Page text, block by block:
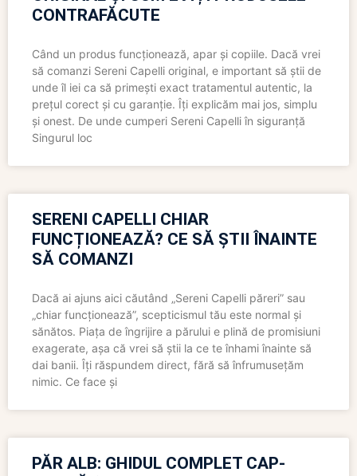
CONTRAFĂCUTE
Când un produs funcționează, apar și copiile. Dacă vrei
să comanzi Sereni Capelli original, e important să știi de
unde îl iei ca să primești exact tratamentul autentic, la
prețul corect și cu garanție. Îți explicăm mai jos, simplu
și onest. De unde cumperi Sereni Capelli în siguranță
Singurul loc
SERENI CAPELLI CHIAR
FUNCȚIONEAZĂ? CE SĂ ȘTII ÎNAINTE
SĂ COMANZI
Dacă ai ajuns aici căutând „Sereni Capelli păreri” sau
„chiar funcționează”, scepticismul tău este normal și
sănătos. Piața de îngrijire a părului e plină de promisiuni
exagerate, așa că vrei să știi la ce te înhami înainte să
dai banii. Îți răspundem direct, fără să înfrumusețăm
nimic. Ce face și
PĂR ALB: GHIDUL COMPLET CAP-